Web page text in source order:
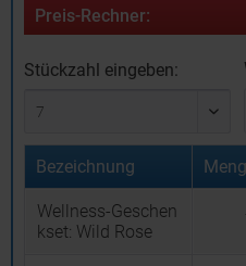
Preis-Rechner:
Stückzahl eingeben:
Bezeichnung
Wellness-Geschen
kset: Wild Rose